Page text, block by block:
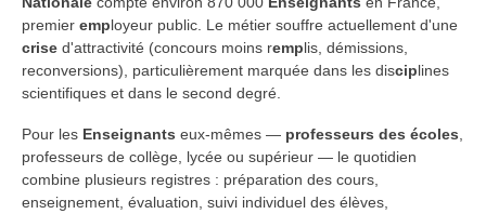
premier employeur public. Le métier souffre actuellement d'une
crise d'attractivité (concours moins remplis, démissions,
reconversions), particulièrement marquée dans les disciplines
scientifiques et dans le second degré.
Pour les Enseignants eux-mêmes — professeurs des écoles
professeurs de collège, lycée ou supérieur — le quotidien
combine plusieurs registres : préparation des cours,
enseignement, évaluation, suivi individuel des élèves,